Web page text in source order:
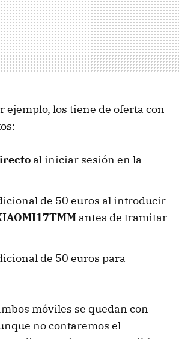
ejemplo, los tiene de oferta con
al iniciar sesión en la
de 50 euros al introducir
antes de tramitar
de 50 euros para
móviles se quedan con
no contaremos el